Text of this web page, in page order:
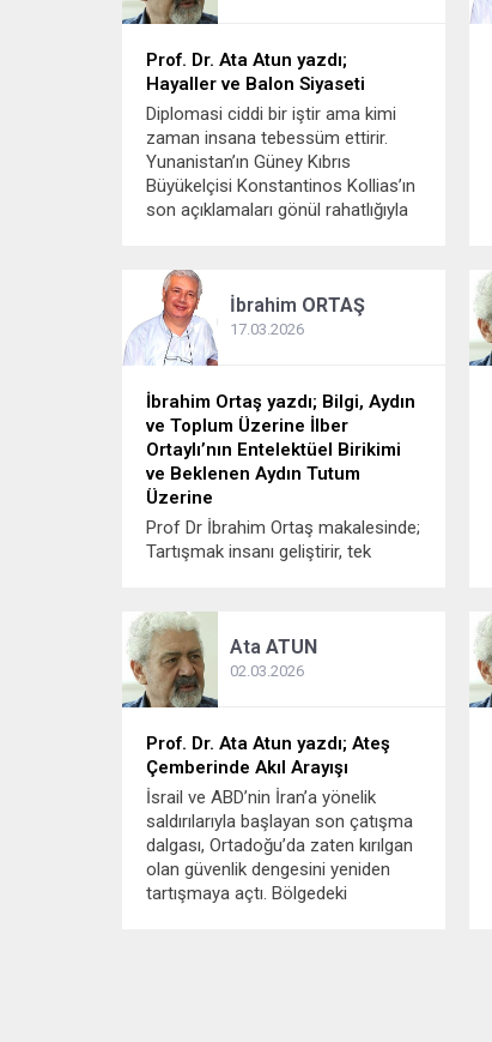
Prof. Dr. Ata Atun yazdı;
Hayaller ve Balon Siyaseti
Diplomasi ciddi bir iştir ama kimi
zaman insana tebessüm ettirir.
Yunanistan’ın Güney Kıbrıs
Büyükelçisi Konstantinos Kollias’ın
son açıklamaları gönül rahatlığıyla
stratejiden çok “iyi dilekler
temennisi”, biraz da “hayal gücü
jimnastiği” gibi duruyor....
İbrahim ORTAŞ
17.03.2026
İbrahim Ortaş yazdı; Bilgi, Aydın
ve Toplum Üzerine İlber
Ortaylı’nın Entelektüel Birikimi
ve Beklenen Aydın Tutum
Üzerine
Prof Dr İbrahim Ortaş makalesinde;
Tartışmak insanı geliştirir, tek
Üniversitesi Tıp Fakültesi Asistan
Yetiştirme Programı kapsamında
düzenlenen cuma seminerleri
sırasında tanışma fırsatı
kendine özgü bir formatı vardı.
Programlara...
Ata ATUN
02.03.2026
Prof. Dr. Ata Atun yazdı; Ateş
Çemberinde Akıl Arayışı
İsrail ve ABD’nin İran’a yönelik
saldırılarıyla başlayan son çatışma
dalgası, Ortadoğu’da zaten kırılgan
olan güvenlik dengesini yeniden
tartışmaya açtı. Bölgedeki